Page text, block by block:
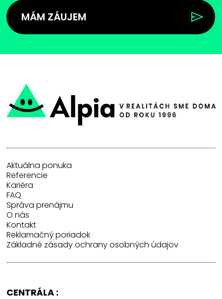
MÁM ZÁUJEM
Aktuálna ponuka
Referencie
Kariéra
FAQ
Správa prenájmu
O nás
Kontakt
Reklamačný poriadok
Základné zásady ochrany osobných údajov
CENTRÁLA :